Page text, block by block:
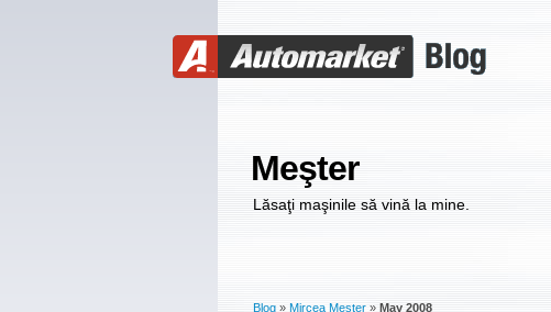
Meşter
Lăsaţi maşinile să vină la mine.
Blog » Mircea Mester » May 2008